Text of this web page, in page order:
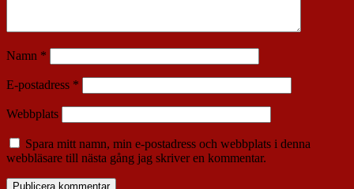
Namn *
E-postadress *
Webbplats
Spara mitt namn, min e-postadress och webbplats i denna
webbläsare till nästa gång jag skriver en kommentar.